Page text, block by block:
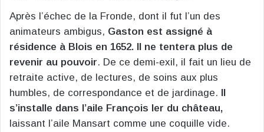
Après l’échec de la Fronde, dont il fut l’un des
animateurs ambigus, Gaston est assigné à
résidence à Blois en 1652. Il ne tentera plus de
revenir au pouvoir. De ce demi-exil, il fait un lieu de
retraite active, de lectures, de soins aux plus
humbles, de correspondance et de jardinage. Il
s’installe dans l’aile François Ier du château,
laissant l’aile Mansart comme une coquille vide.